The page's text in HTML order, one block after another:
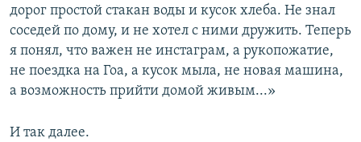
дорог простой стакан воды и кусок хлеба. Не знал
соседей по дому, и не хотел с ними дружить. Теперь
я понял, что важен не инстаграм, а рукопожатие,
не поездка на Гоа, а кусок мыла, не новая машина,
а возможность прийти домой живым...»
И так далее.